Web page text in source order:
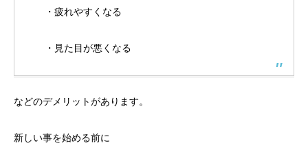
・疲れやすくなる
・見た目が悪くなる
などのデメリットがあります。
新しい事を始める前に